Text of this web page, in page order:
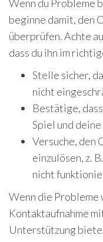
Wenn du Probleme
beginne damit, den
überprüfen. Achte
dass du ihn im
Stelle sicher,
nicht
Bestätige,
Spiel und
Versuche, den
einzulösen, z.
nicht
Wenn die Probleme
Kontaktaufnahme
Unterstützung